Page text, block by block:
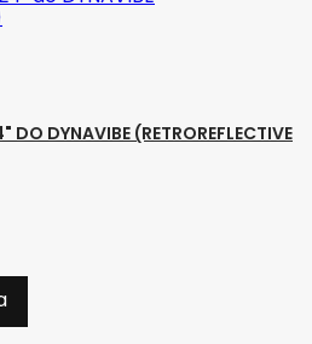
DYNAVIBE (RETROREFLECTIVE